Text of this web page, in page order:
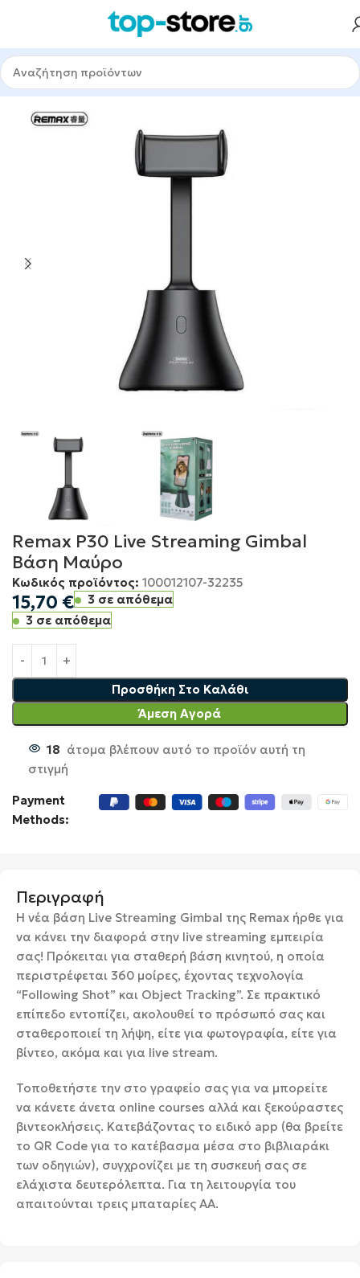
Αρχική σελίδα Smart Tech & Gadgets Εικόνα Gimbals
Remax P30 Live Streaming Gimbal
Βάση Μαύρο
Κωδικός προϊόντος: 100012107-32235
15,70 €
3 σε απόθεμα
3 σε απόθεμα
Προσθήκη Στο Καλάθι
Άμεση Αγορά
18 άτομα βλέπουν αυτό το προϊόν αυτή τη
στιγμή
Payment
Methods:
Περιγραφή
Η νέα βάση Live Streaming Gimbal της Remax ήρθε για
να κάνει την διαφορά στην live streaming εμπειρία
σας! Πρόκειται για σταθερή βάση κινητού, η οποία
περιστρέφεται 360 μοίρες, έχοντας τεχνολογία
“Following Shot” και Object Tracking”. Σε πρακτικό
επίπεδο εντοπίζει, ακολουθεί το πρόσωπό σας και
σταθεροποιεί τη λήψη, είτε για φωτογραφία, είτε για
βίντεο, ακόμα και για live stream.
Τοποθετήστε την στο γραφείο σας για να μπορείτε
να κάνετε άνετα online courses αλλά και ξεκούραστες
βιντεοκλήσεις. Κατεβάζοντας το ειδικό app (θα βρείτε
το QR Code για το κατέβασμα μέσα στο βιβλιαράκι
των οδηγιών), συγχρονίζει με τη συσκευή σας σε
ελάχιστα δευτερόλεπτα. Για τη λειτουργία του
απαιτούνται τρεις μπαταρίες ΑΑ.